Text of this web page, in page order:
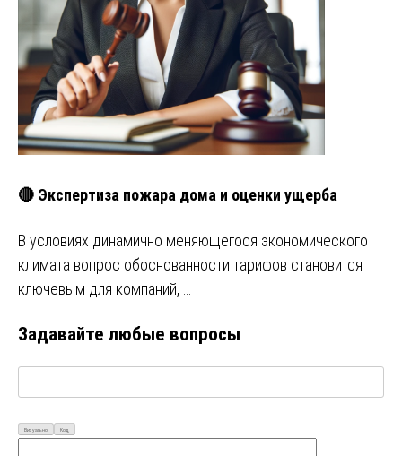
🔴 Экспертиза пожара дома и оценки ущерба
В условиях динамично меняющегося экономического
климата вопрос обоснованности тарифов становится
ключевым для компаний, …
Задавайте любые вопросы
Визуально Код